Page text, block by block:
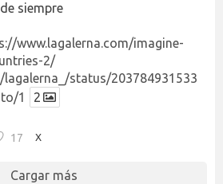
siempre
www.lagalerna.com/imagine-
2/
status/203784931533
1
2
17 X
Cargar más